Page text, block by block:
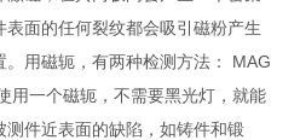
件表面的任何裂纹都会吸引磁粉产生
用磁轭，有两种检测方法： MAG
一个磁轭，不需要黑光灯，就能
近表面的缺陷，如铸件和锻